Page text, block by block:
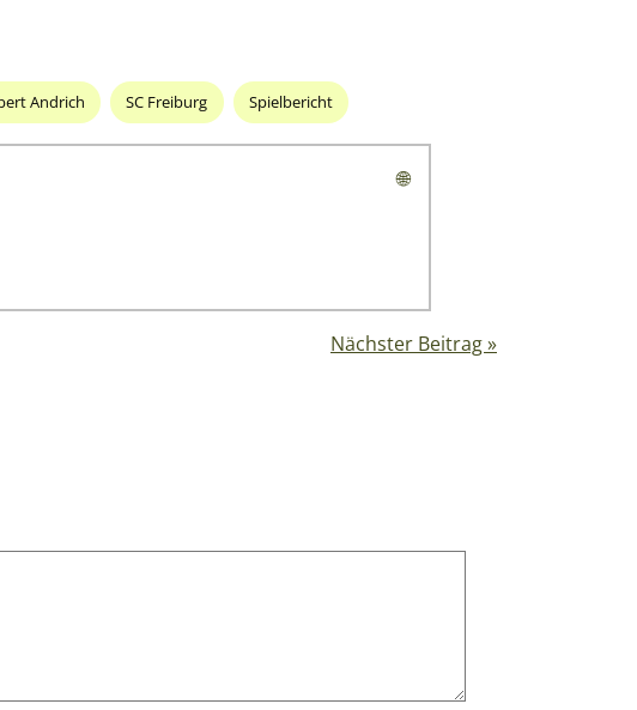
Andrich SC Freiburg Spielbericht
🌐
Nächster Beitrag »